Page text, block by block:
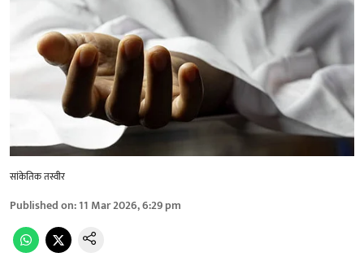
सांंकेतिक तस्वीर
Published on:11 Mar 2026, 6:29 pm